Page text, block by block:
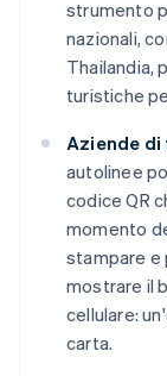
strumento
nazionali,
Thailandia,
turistiche
Aziende
autolinee
codice QR
momento
stampare e
mostrare il
cellulare:
carta.